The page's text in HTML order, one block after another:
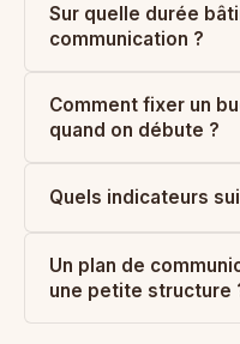
Sur quelle durée
communication ?
Comment fixer un
quand on débute ?
Quels indicateurs
Un plan de
une petite structure